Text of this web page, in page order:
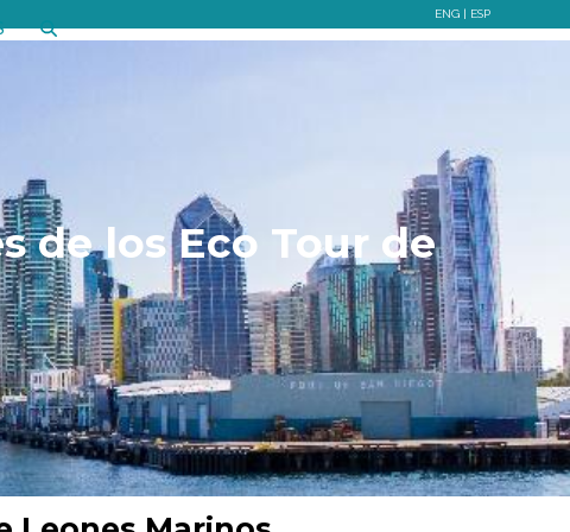
ENG| ESP
de los Eco Tour de